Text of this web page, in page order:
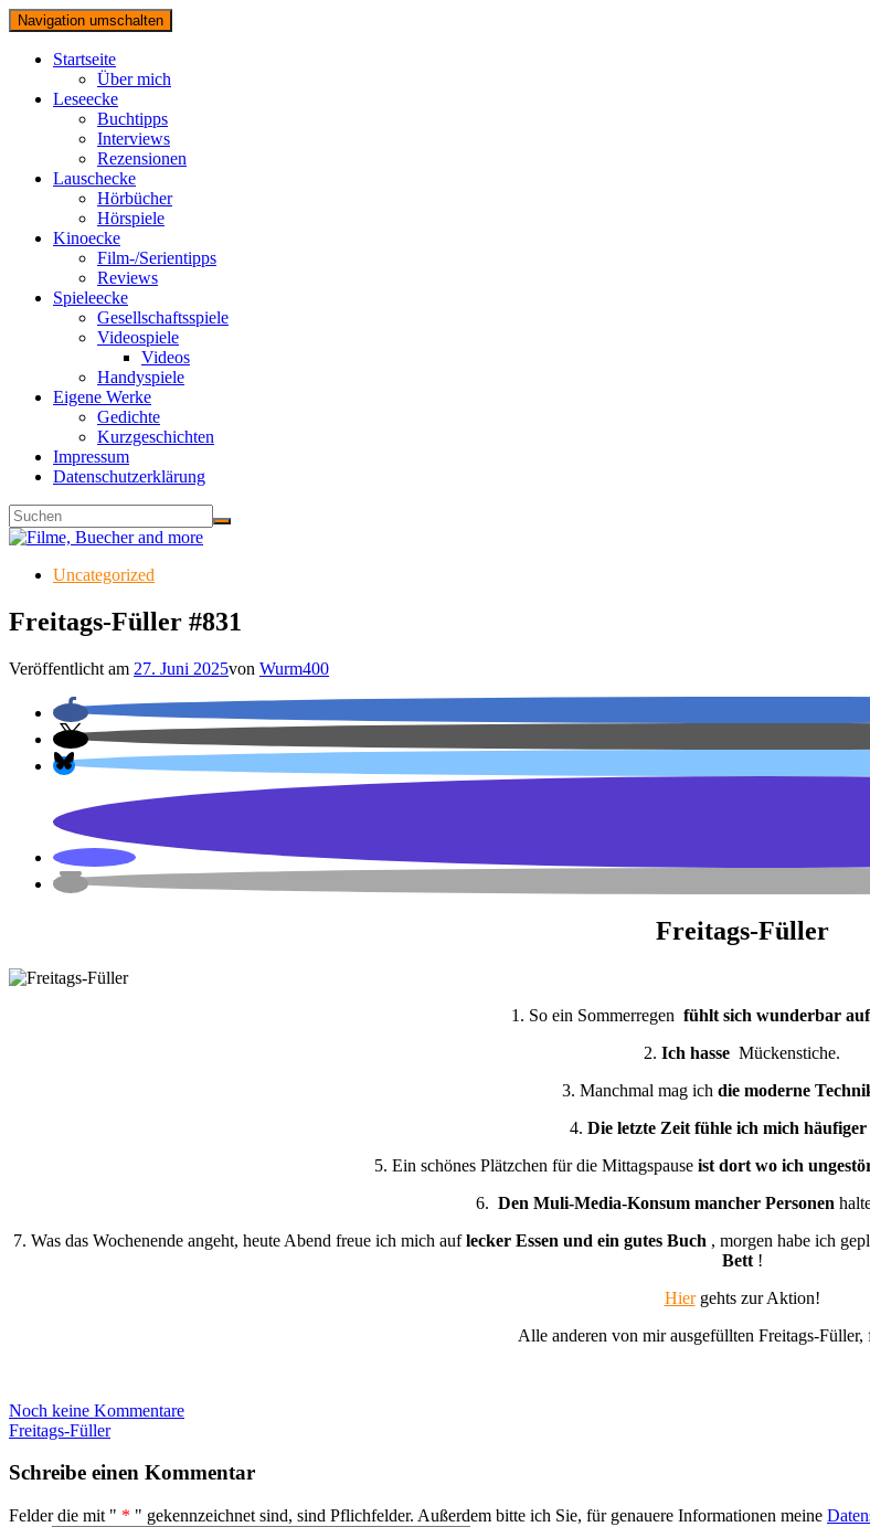
Navigation umschalten
Startseite
Über mich
Leseecke
Buchtipps
Interviews
Rezensionen
Lauschecke
Hörbücher
Hörspiele
Kinoecke
Film-/Serientipps
Reviews
Spieleecke
Gesellschaftsspiele
Videospiele
Videos
Handyspiele
Eigene Werke
Gedichte
Kurzgeschichten
Impressum
Datenschutzerklärung
Uncategorized
Freitags-Füller #831
Veröffentlicht am 27. Juni 2025von Wurm400
Freitags-Füller
1. So ein Sommerregen fühlt sich wunderbar
2. Ich hasse Mückenstiche.
3. Manchmal mag ich die moderne
4. Die letzte Zeit fühle ich mich häufiger
5. Ein schönes Plätzchen für die Mittagspause ist dort wo ich
6. Den Muli-Media-Konsum mancher Personen
7. Was das Wochenende angeht, heute Abend freue ich mich auflecker Essen und ein gutes Buch , morgen habe ich
Bett!
Hiergehts zur Aktion!
Alle anderen von mir ausgefüllten Freitags-
Noch keine Kommentare
Freitags-Füller
Schreibe einen Kommentar
Felder die mit " * " gekennzeichnet sind, sind Pflichfelder. Außerdem bitte ich Sie, für genauere Informationen meine